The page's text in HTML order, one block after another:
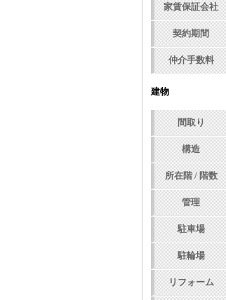
家賃保証会社
契約期間
仲介手数料
建物
間取り
構造
所在階 / 階数
管理
駐車場
駐輪場
リフォーム